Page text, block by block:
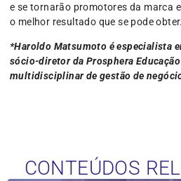
e se tornarão promotores da marca
o melhor resultado que se pode obter.
*Haroldo Matsumoto é especialista
sócio-diretor da Prosphera
multidisciplinar de gestão de
CONTEÚDOS